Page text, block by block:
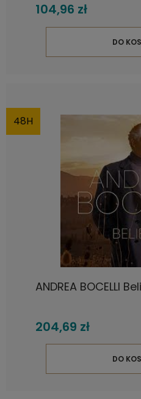
104,96 zł
DO
ANDREA BOCELLI
204,69 zł
DO
48H